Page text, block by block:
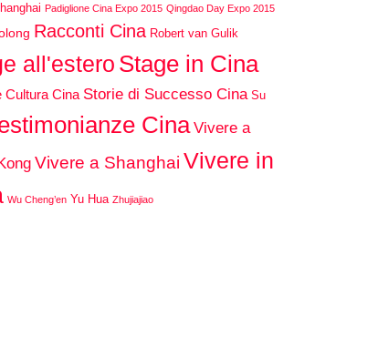
Padiglione Cina Expo 2015 Qingdao Day Expo 2015
Racconti Cina Robert van Gulik
all'estero Stage in Cina
Cultura Cina Storie di Successo Cina Su
Cina Vivere a
Vivere a Shanghai Vivere in
Wu Cheng’en Yu Hua Zhujiajiao